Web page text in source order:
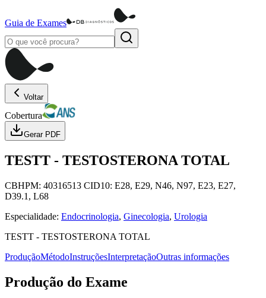
Guia de Exames
Voltar
Cobertura
Gerar PDF
TESTT - TESTOSTERONA TOTAL
CBHPM: 40316513 CID10: E28, E29, N46, N97, E23, E27,
D39.1, L68
Especialidade: Endocrinologia, Ginecologia, Urologia
TESTT - TESTOSTERONA TOTAL
ProduçãoMétodoInstruçõesInterpretaçãoOutras informações
Produção do Exame